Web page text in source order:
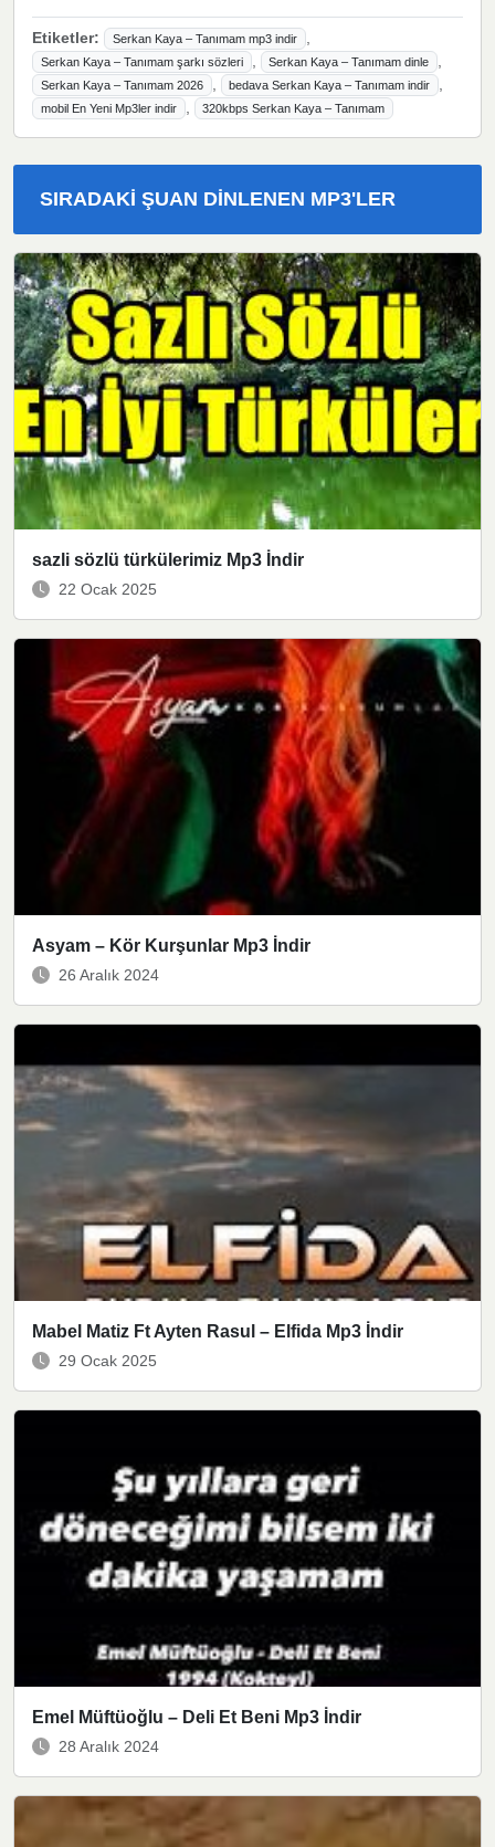
Etiketler: Serkan Kaya – Tanımam mp3 indir
Serkan Kaya – Tanımam şarkı sözleri Serkan Kaya – Tanımam dinle
Serkan Kaya – Tanımam 2026 bedava Serkan Kaya – Tanımam indir
mobil En Yeni Mp3ler indir 320kbps Serkan Kaya – Tanımam
SIRADAKI ŞUAN DINLENEN MP3'LER
sazli sözlü türkülerimiz Mp3 İndir
22 Ocak 2025
Asyam – Kör Kurşunlar Mp3 İndir
26 Aralık 2024
Mabel Matiz Ft Ayten Rasul – Elfida Mp3 İndir
29 Ocak 2025
Emel Müftüoğlu – Deli Et Beni Mp3 İndir
28 Aralık 2024